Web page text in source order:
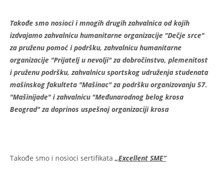
Takođe smo nosioci i mnogih drugih zahvalnica od kojih
izdvajamo zahvalnicu humanitarne organizacije "Dečje srce"
za pruženu pomoć i podršku, zahvalnicu humanitarne
organizacije "Prijatelj u nevolji"za dobročinstvo, plemenitost
i pruženu podršku, zahvalnicu sportskog udruženja studenata
mašinskog fakulteta "Mašinac"za podršku organizovanju 57.
"Mašinijade"i zahvalnicu "Međunarodnog belog krosa
Beograd"za doprinos uspešnoj organizaciji krosa
Takođe smo i nosioci sertifikata „Excellent SME“